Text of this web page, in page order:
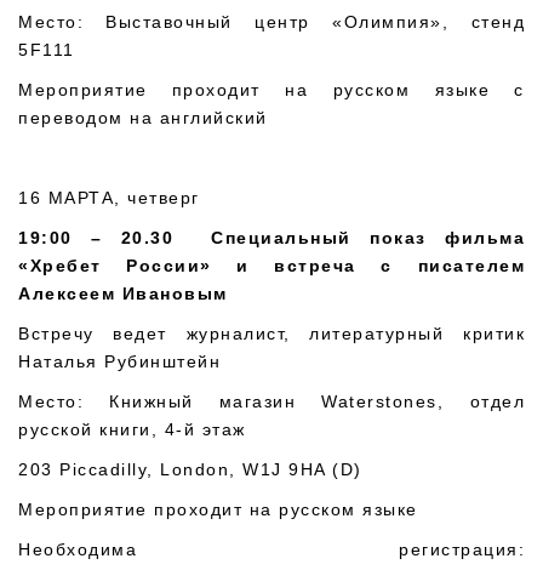
Место: Выставочный центр «Олимпия», стенд
5F111
Мероприятие проходит на русском языке с
переводом на английский
16 МАРТА, четверг
19:00 – 20.30Специальный показ фильма
«Хребет России» и встреча с писателем
Алексеем Ивановым
Встречу ведет журналист, литературный критик
Наталья Рубинштейн
Место: Книжный магазин Waterstones, отдел
русской книги, 4-й этаж
203 Piccadilly, London, W1J 9HA (D)
Мероприятие проходит на русском языке
Необходима регистрация: